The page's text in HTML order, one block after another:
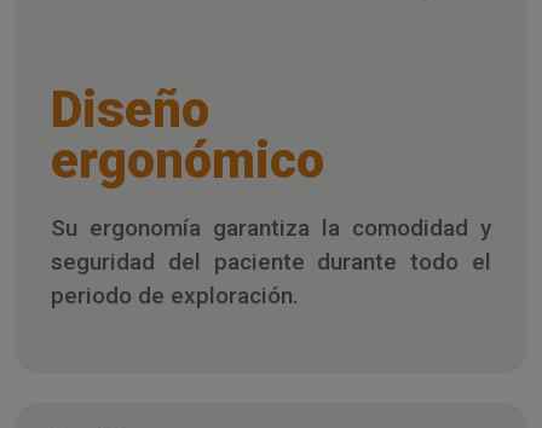
Diseño
ergonómico
Su ergonomía garantiza la comodidad y
seguridad del paciente durante todo el
periodo de exploración.